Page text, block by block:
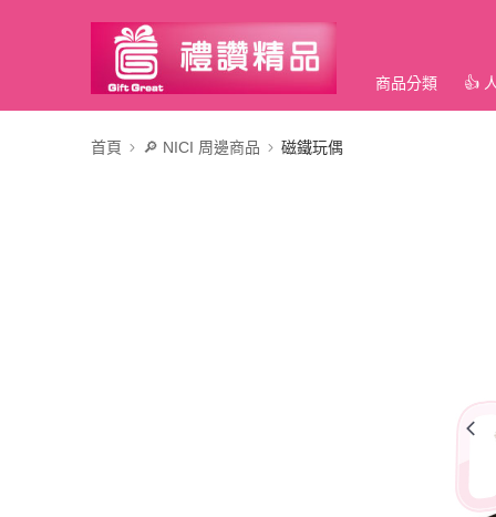
商品分類 👍
首頁 🔎 NICI 周邊商品 磁鐵玩偶